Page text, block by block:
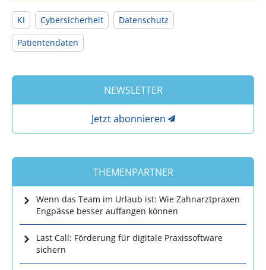
KI Cybersicherheit
Datenschutz
Patientendaten
NEWSLETTER
Jetzt abonnieren
THEMENPARTNER
Wenn das Team im Urlaub ist: Wie Zahnarztpraxen
Engpässe besser auffangen können
Last Call: Förderung für digitale Praxissoftware
sichern